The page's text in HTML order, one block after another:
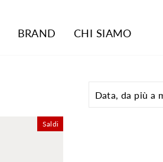
BRAND CHI SIAMO
Saldi